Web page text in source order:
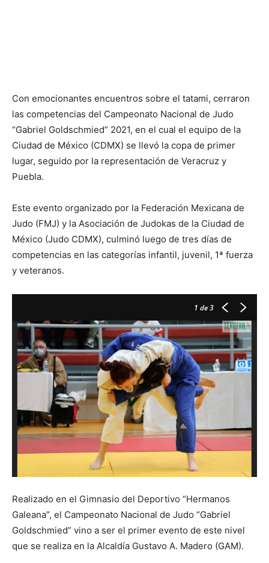
Con emocionantes encuentros sobre el tatami, cerraron
las competencias del Campeonato Nacional de Judo
“Gabriel Goldschmied” 2021, en el cual el equipo de la
Ciudad de México (CDMX) se llevó la copa de primer
lugar, seguido por la representación de Veracruz y
Puebla.
Este evento organizado por la Federación Mexicana de
Judo (FMJ) y la Asociación de Judokas de la Ciudad de
México (Judo CDMX), culminó luego de tres días de
competencias en las categorías infantil, juvenil, 1ª fuerza
y veteranos.
1 de 3
Realizado en el Gimnasio del Deportivo “Hermanos
Galeana”, el Campeonato Nacional de Judo “Gabriel
Goldschmied” vino a ser el primer evento de este nivel
que se realiza en la Alcaldía Gustavo A. Madero (GAM).